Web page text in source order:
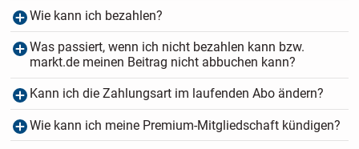
Wie kann ich bezahlen?
Was passiert, wenn ich nicht bezahlen kann bzw.
markt.de meinen Beitrag nicht abbuchen kann?
Kann ich die Zahlungsart im laufenden Abo ändern?
Wie kann ich meine Premium-Mitgliedschaft kündigen?